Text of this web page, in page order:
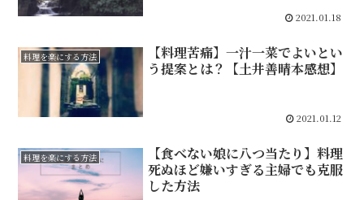
2021.01.18
料理を楽にする方法
【料理苦痛】一汁一菜でよいとい
う提案とは？【土井善晴本感想】
2021.01.12
料理を楽にする方法
【食べない娘に八つ当たり】料理
死ぬほど嫌いすぎる主婦でも克服
した方法